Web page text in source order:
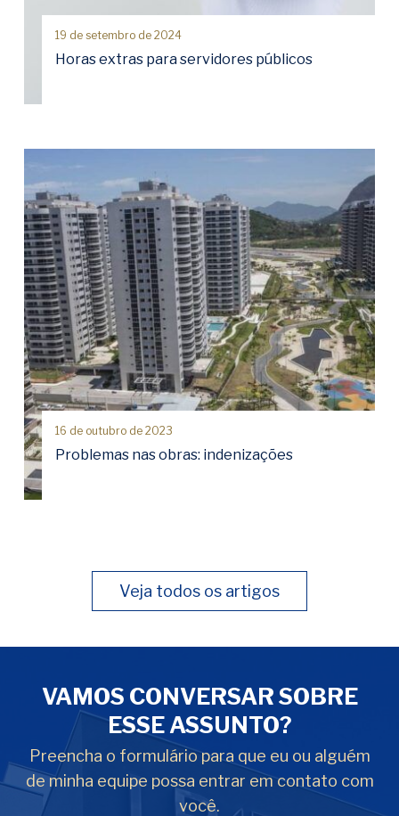
19 de setembro de 2024
Horas extras para servidores públicos
16 de outubro de 2023
Problemas nas obras: indenizações
Veja todos os artigos
VAMOS CONVERSAR SOBRE
ESSE ASSUNTO?
Preencha o formulário para que eu ou alguém
de minha equipe possa entrar em contato com
você.